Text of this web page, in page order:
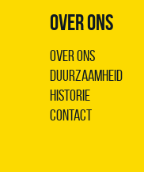
OVER ONS
Over ons
Duurzaamheid
Historie
Contact